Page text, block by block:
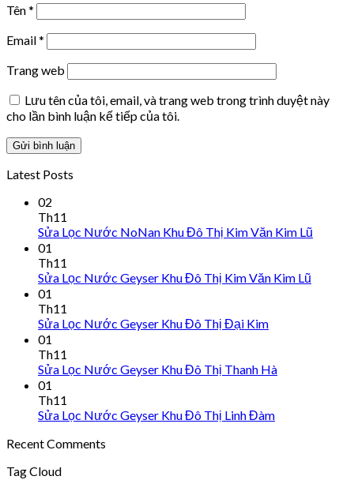
Tên*
Email*
Trang web
Lưu tên của tôi, email, và trang web trong trình duyệt này
cho lần bình luận kế tiếp của tôi.
Latest Posts
02
Th11
Sửa Lọc Nước NoNan Khu Đô Thị Kim Văn Kim Lũ
01
Th11
Sửa Lọc Nước Geyser Khu Đô Thị Kim Văn Kim Lũ
01
Th11
Sửa Lọc Nước Geyser Khu Đô Thị Đại Kim
01
Th11
Sửa Lọc Nước Geyser Khu Đô Thị Thanh Hà
01
Th11
Sửa Lọc Nước Geyser Khu Đô Thị Linh Đàm
Recent Comments
Tag Cloud